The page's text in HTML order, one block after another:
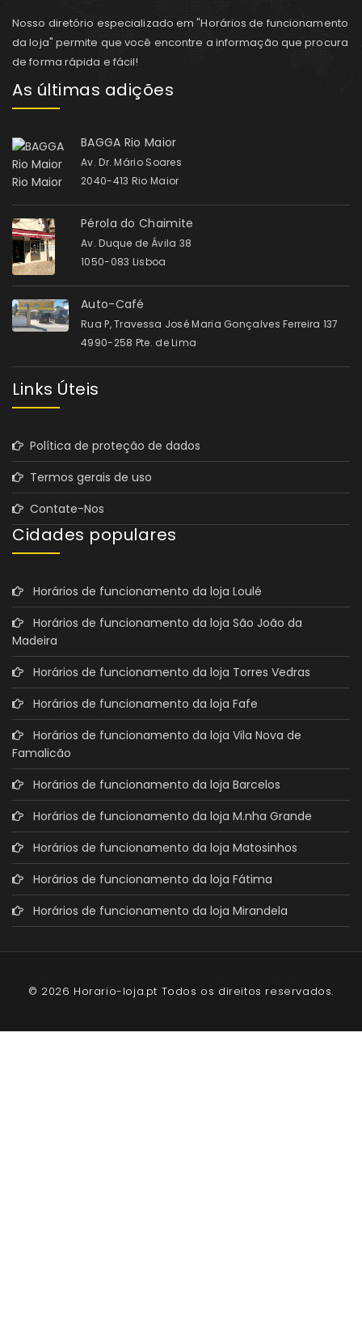
Nosso diretório especializado em "Horários de funcionamento
da loja" permite que você encontre a informação que procura
de forma rápida e fácil!
As últimas adições
BAGGA Rio Maior
Av. Dr. Mário Soares
2040-413 Rio Maior
Pérola do Chaimite
Av. Duque de Ávila 38
1050-083 Lisboa
Auto-Café
Rua P, Travessa José Maria Gonçalves Ferreira 137
4990-258 Pte. de Lima
Links Úteis
Política de proteção de dados
Termos gerais de uso
Contate-Nos
Cidades populares
Horários de funcionamento da loja Loulé
Horários de funcionamento da loja São João da
Madeira
Horários de funcionamento da loja Torres Vedras
Horários de funcionamento da loja Fafe
Horários de funcionamento da loja Vila Nova de
Famalicão
Horários de funcionamento da loja Barcelos
Horários de funcionamento da loja M.nha Grande
Horários de funcionamento da loja Matosinhos
Horários de funcionamento da loja Fátima
Horários de funcionamento da loja Mirandela
© 2026 Horario-loja.pt Todos os direitos reservados.